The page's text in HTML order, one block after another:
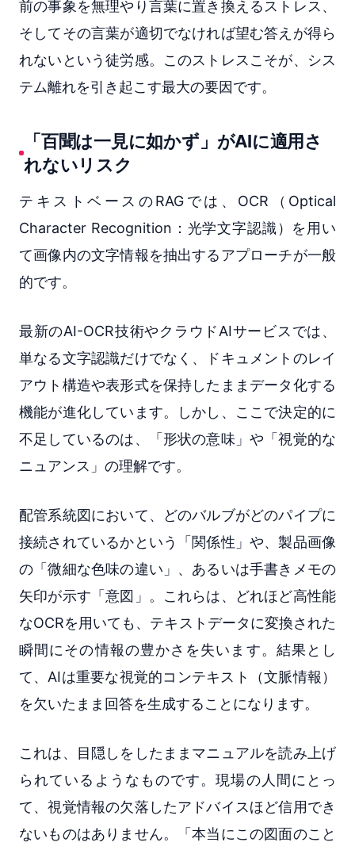
前の事象を無理やり言葉に置き換えるストレス、
そしてその言葉が適切でなければ望む答えが得ら
れないという徒労感。このストレスこそが、シス
テム離れを引き起こす最大の要因です。
「百聞は一見に如かず」がAIに適用さ
れないリスク
テキストベースのRAGでは、OCR（Optical
Character Recognition：光学文字認識）を用い
て画像内の文字情報を抽出するアプローチが一般
的です。
最新のAI-OCR技術やクラウドAIサービスでは、
単なる文字認識だけでなく、ドキュメントのレイ
アウト構造や表形式を保持したままデータ化する
機能が進化しています。しかし、ここで決定的に
不足しているのは、「形状の意味」や「視覚的な
ニュアンス」の理解です。
配管系統図において、どのバルブがどのパイプに
接続されているかという「関係性」や、製品画像
の「微細な色味の違い」、あるいは手書きメモの
矢印が示す「意図」。これらは、どれほど高性能
なOCRを用いても、テキストデータに変換された
瞬間にその情報の豊かさを失います。結果とし
て、AIは重要な視覚的コンテキスト（文脈情報）
を欠いたまま回答を生成することになります。
これは、目隠しをしたままマニュアルを読み上げ
られているようなものです。現場の人間にとっ
て、視覚情報の欠落したアドバイスほど信用でき
ないものはありません。「本当にこの図面のこと